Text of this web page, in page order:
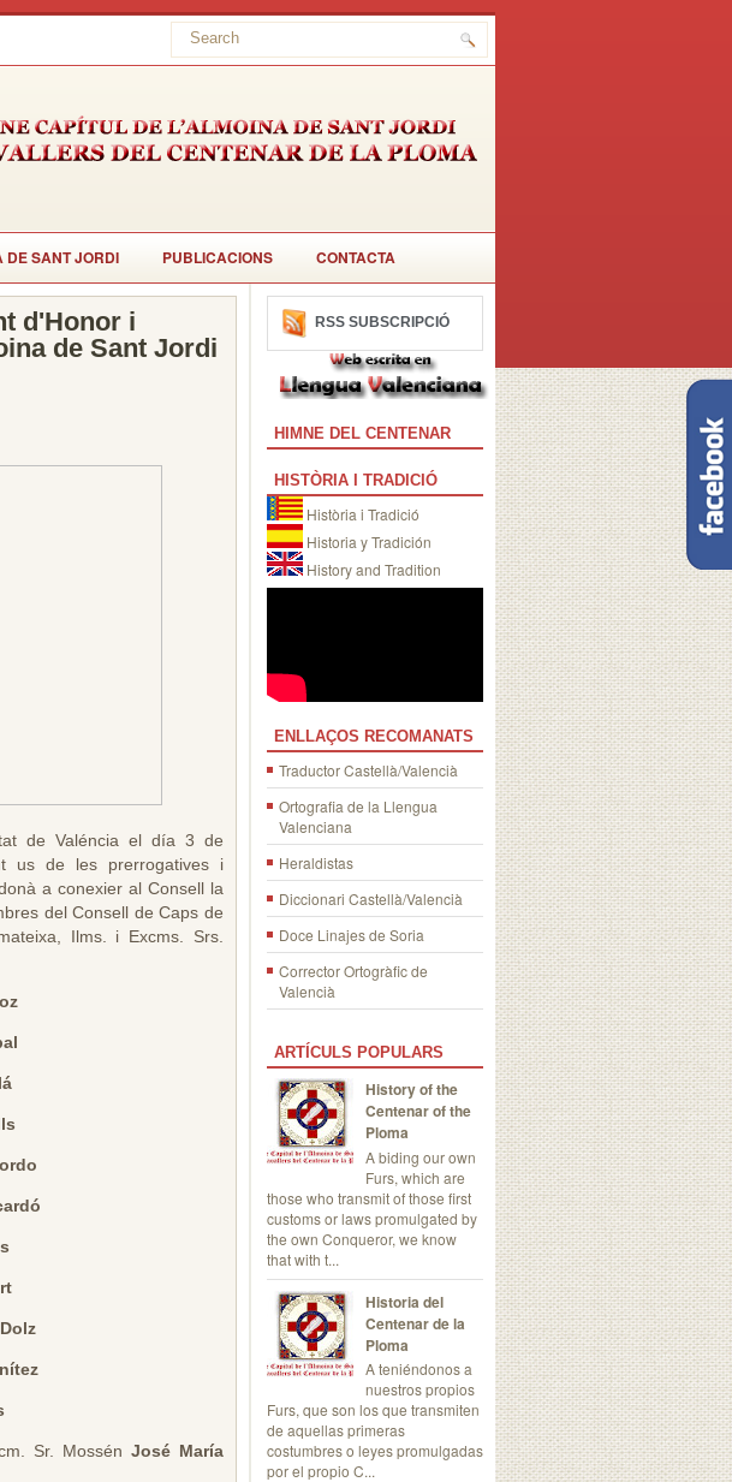
DE SANT JORDI PUBLICACIONS CONTACTA
d'Honor i
de Sant Jordi
de Valéncia el día 3 de
us de les prerrogatives i
a conexier al Consell la
del Consell de Caps de
Ilms. i Excms. Srs.
Sr. Mossén José María
RSS SUBSCRIPCIÓ
HIMNE DEL CENTENAR
HISTÒRIA I TRADICIÓ
Història i Tradició
Historia y Tradición
History and Tradition
ENLLAÇOS RECOMANATS
Traductor Castellà/Valencià
Ortografia de la Llengua
Valenciana
Heraldistas
Diccionari Castellà/Valencià
Doce Linajes de Soria
Corrector Ortogràfic de
Valencià
ARTÍCULS POPULARS
History of the
Centenar of the
Ploma
A biding our own
Furs, which are
those who transmit of those first
customs or laws promulgated by
the own Conqueror, we know
that with t...
Historia del
Centenar de la
Ploma
A teniéndonos a
nuestros propios
Furs, que son los que transmiten
de aquellas primeras
costumbres o leyes promulgadas
por el propio C...